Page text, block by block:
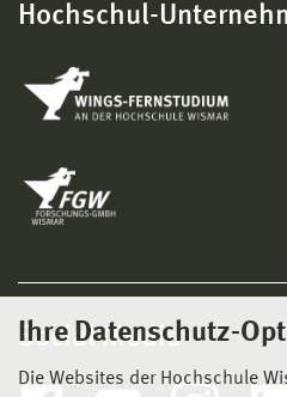
Ihre Datenschutz-
Die Websites der Hochschule
Hochschul-
Social Media